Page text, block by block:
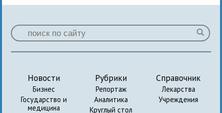
Новости
Бизнес
Государство и
медицина
Рубрики
Репортаж
Аналитика
Круглый стол
Справочник
Лекарства
Учреждения